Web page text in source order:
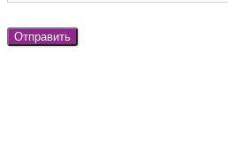
Отправить